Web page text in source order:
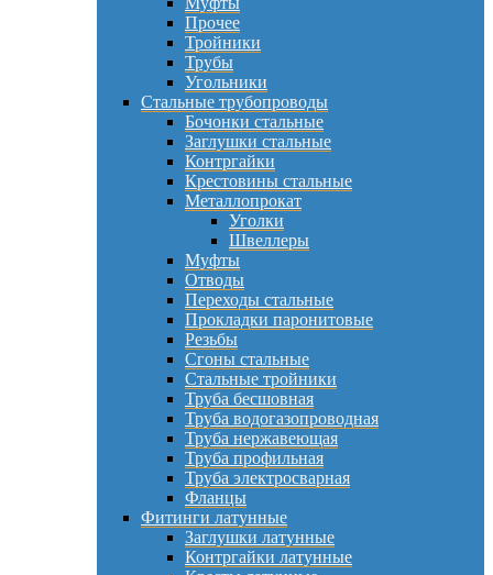
Прочее
Тройники
Трубы
Угольники
Стальные трубопроводы
Бочонки стальные
Заглушки стальные
Контргайки
Крестовины стальные
Металлопрокат
Уголки
Швеллеры
Муфты
Отводы
Переходы стальные
Прокладки паронитовые
Резьбы
Сгоны стальные
Стальные тройники
Труба бесшовная
Труба водогазопроводная
Труба нержавеющая
Труба профильная
Труба электросварная
Фланцы
Фитинги латунные
Заглушки латунные
Контргайки латунные